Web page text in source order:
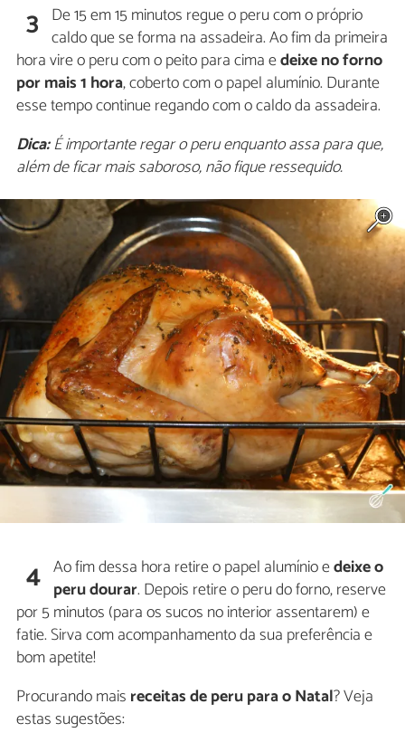
3 De 15 em 15 minutos regue o peru com o próprio
caldo que se forma na assadeira. Ao fim da primeira
hora vire o peru com o peito para cima edeixe no forno
por mais 1 hora, coberto com o papel alumínio. Durante
esse tempo continue regando com o caldo da assadeira.
Dica:É importante regar o peru enquanto assa para que,
além de ficar mais saboroso, não fique ressequido.
4 Ao fim dessa hora retire o papel alumínio edeixe o
peru dourar. Depois retire o peru do forno, reserve
por 5 minutos (para os sucos no interior assentarem) e
fatie. Sirva com acompanhamento da sua preferência e
bom apetite!
Procurando mais receitas de peru para o Natal? Veja
estas sugestões: